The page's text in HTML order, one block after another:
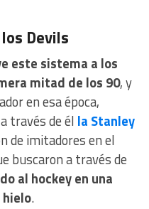
Devils
este sistema a los
mitad de los 90, y
en esa época,
través de él la Stanley
de imitadores en el
buscaron a través de
al hockey en una
.